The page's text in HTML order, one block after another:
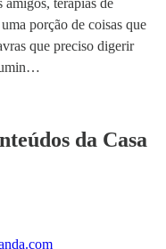
porção de coisas que
que preciso digerir
da Casa